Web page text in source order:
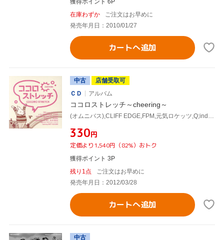
在庫わずか
ご注文はお早めに
発売年月日：2010/01/27
カートへ追加
中古
店舗受取可
ＣＤ
アルバム
ココロストレッチ～cheering～
¥330円
定価より1,540円（82%）おトク
獲得ポイント 3P
残り1点
ご注文はお早めに
発売年月日：2012/03/28
カートへ追加
中古